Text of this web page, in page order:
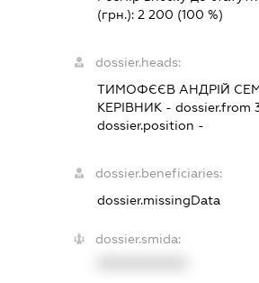
(грн.): 2 200 (100 %)
dossier.heads:
ТИМОФЄЄВ АНДРІЙ
КЕРІВНИК - dossier.from
dossier.position -
dossier.beneficiaries:
dossier.missingData
dossier.smida: